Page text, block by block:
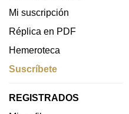
Mi suscripción
Réplica en PDF
Hemeroteca
Suscríbete
REGISTRADOS